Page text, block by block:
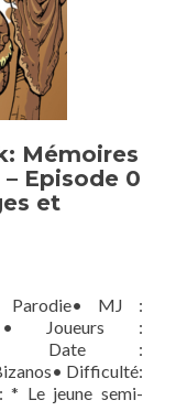
Mémoires
Episode 0
et
Parodie• MJ :
Joueurs :
Date :
Difficulté:
* Le jeune semi-